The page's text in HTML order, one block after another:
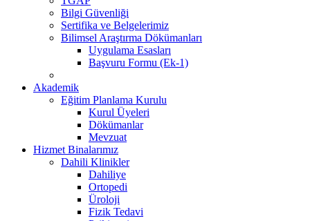
Bilgi Güvenliği
Sertifika ve Belgelerimiz
Bilimsel Araştırma Dökümanları
Uygulama Esasları
Başvuru Formu (Ek-1)
Akademik
Eğitim Planlama Kurulu
Kurul Üyeleri
Dökümanlar
Mevzuat
Hizmet Binalarımız
Dahili Klinikler
Dahiliye
Ortopedi
Üroloji
Fizik Tedavi